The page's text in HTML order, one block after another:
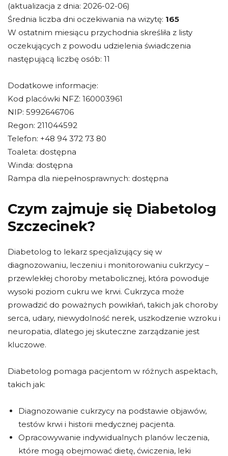
(aktualizacja z dnia: 2026-02-06)
Średnia liczba dni oczekiwania na wizytę: 165
W ostatnim miesiącu przychodnia skreśliła z listy
oczekujących z powodu udzielenia świadczenia
następującą liczbę osób: 11
Dodatkowe informacje:
Kod placówki NFZ: 160003961
NIP: 5992646706
Regon: 211044592
Telefon: +48 94 372 73 80
Toaleta: dostępna
Winda: dostępna
Rampa dla niepełnosprawnych: dostępna
Czym zajmuje się Diabetolog
Szczecinek?
Diabetolog to lekarz specjalizujący się w
diagnozowaniu, leczeniu i monitorowaniu cukrzycy –
przewlekłej choroby metabolicznej, która powoduje
wysoki poziom cukru we krwi. Cukrzyca może
prowadzić do poważnych powikłań, takich jak choroby
serca, udary, niewydolność nerek, uszkodzenie wzroku i
neuropatia, dlatego jej skuteczne zarządzanie jest
kluczowe.
Diabetolog pomaga pacjentom w różnych aspektach,
takich jak:
Diagnozowanie cukrzycy na podstawie objawów,
testów krwi i historii medycznej pacjenta.
Opracowywanie indywidualnych planów leczenia,
które mogą obejmować dietę, ćwiczenia, leki